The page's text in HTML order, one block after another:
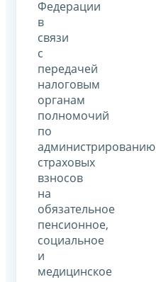
Федерации
в
связи
с
передачей
налоговым
органам
полномочий
по
администрированию
страховых
взносов
на
обязательное
пенсионное,
социальное
и
медицинское